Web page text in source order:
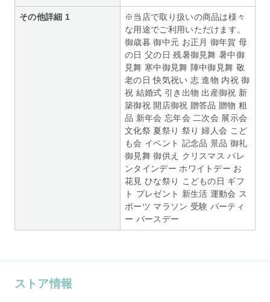
その他詳細 1
※当店で取り扱いの商品は様々
な用途でご利用いただけます。
御歳暮 御中元 お正月 御年賀 母
の日 父の日 残暑御見舞 暑中御
見舞 寒中御見舞 陣中御見舞 敬
老の日 快気祝い 志 進物 内祝 御
祝 結婚式 引き出物 出産御祝 新
築御祝 開店御祝 贈答品 贈物 粗
品 新年会 忘年会 二次会 展示会
文化祭 夏祭り 祭り 婦人会 こど
も会 イベント 記念品 景品 御礼
御見舞 御供え クリスマス バレ
ンタインデー ホワイトデー お
花見 ひな祭り こどもの日 ギフ
ト プレゼント 新生活 運動会 ス
ポーツ マラソン 受験 パーティ
ー バースデー
ストア情報